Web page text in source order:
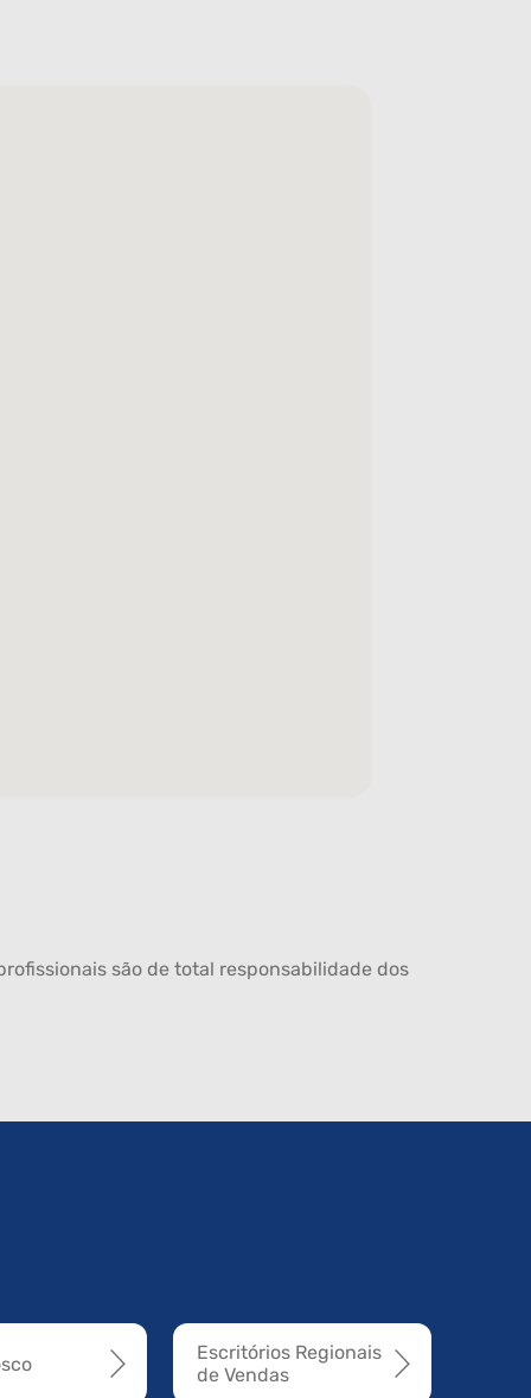
são de total responsabilidade dos
Escritórios Regionais
de Vendas